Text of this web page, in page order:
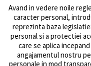
Rezultat concurs
06/08/2026 inResurse umane /
Anunt concurs
05/08/2026 Resurse umane /
Avand in vedere noile
caracter personal,
reprezinta baza
personal si a protectiei
care se aplica
angajamentul nostru
personale in mod